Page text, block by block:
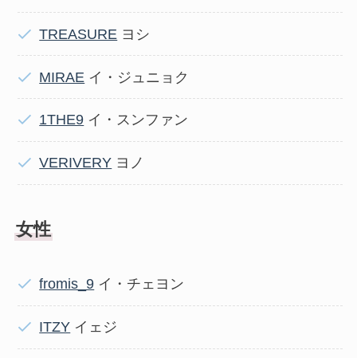
TREASURE ヨシ
MIRAE イ・ジュニョク
1THE9 イ・スンファン
VERIVERY ヨノ
女性
fromis_9 イ・チェヨン
ITZY イェジ